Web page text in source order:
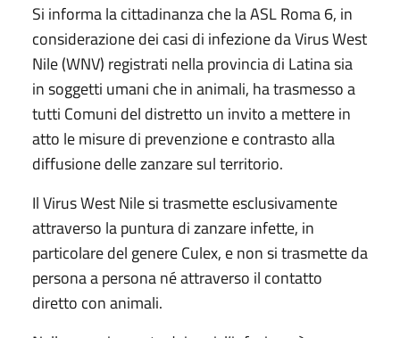
Si informa la cittadinanza che la ASL Roma 6, in
considerazione dei casi di infezione da Virus West
Nile (WNV) registrati nella provincia di Latina sia
in soggetti umani che in animali, ha trasmesso a
tutti Comuni del distretto un invito a mettere in
atto le misure di prevenzione e contrasto alla
diffusione delle zanzare sul territorio.
Il Virus West Nile si trasmette esclusivamente
attraverso la puntura di zanzare infette, in
particolare del genere Culex, e non si trasmette da
persona a persona né attraverso il contatto
diretto con animali.